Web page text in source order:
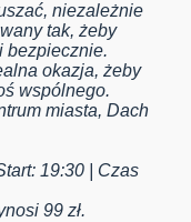
niezależnie
tak, żeby
bezpiecznie.
okazja, żeby
wspólnego.
miasta, Dach
19:30 | Czas
99 zł.